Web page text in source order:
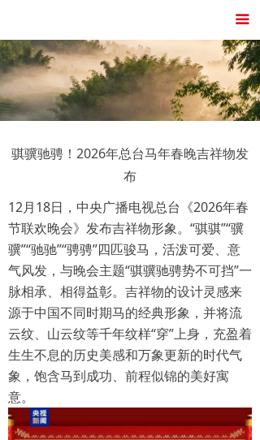
끀
灼见时评
民生纪事
策论天下
骐骥驰骋！2026年总台马年春晚吉祥物发
布
12月18日，中央广播电视总台《2026年春
节联欢晚会》发布吉祥物形象。“骐骐”“骥
骥”“驰驰”“骋骋”四匹骏马，活泼可爱、意
气风发，与晚会主题“骐骥驰骋势不可挡”一
脉相承、相得益彰。吉祥物的设计灵感来
源于中国不同时期马的经典形象，并将流
云纹、山云纹等千年纹样“穿”上身，充盈着
生生不息的历史美感和万象更新的时代气
象，饱含马到成功、前程似锦的美好寓
意。